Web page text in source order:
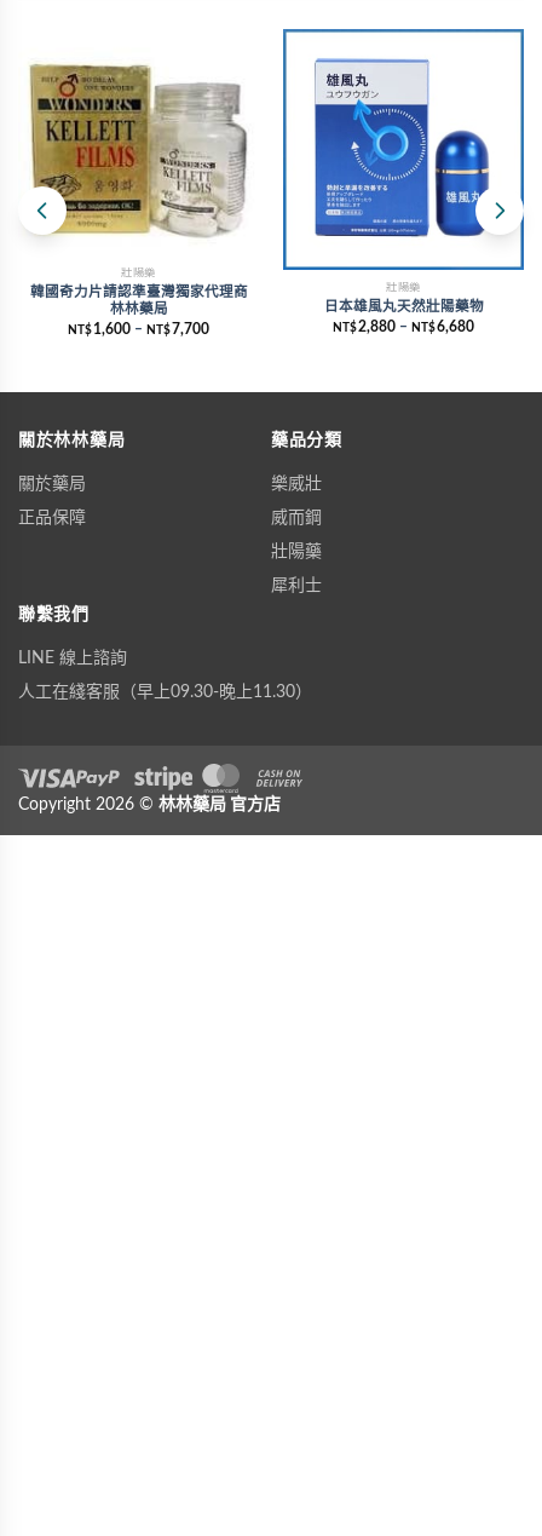
壯陽藥
韓國奇力片請認準臺灣獨家代理商
林林藥局
NT$ 1,600 – NT$ 7,700
壯陽藥
日本雄風丸天然壯陽藥物
NT$2,880 – NT$6,680
關於林林藥局
關於藥局
正品保障
藥品分類
樂威壯
威而鋼
壯陽藥
犀利士
聯繫我們
LINE 線上諮詢
人工在綫客服（早上09.30-晚上11.30）
Visa PayPalStripe MasterCardCash On Delivery
Copyright 2026 © 林林藥局 官方店